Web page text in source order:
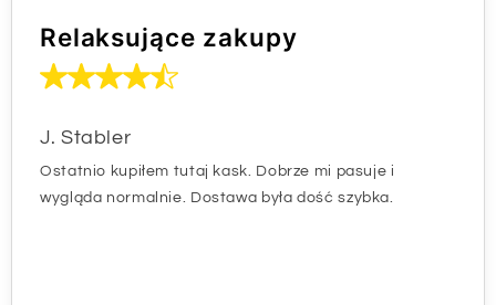
Relaksujące zakupy
J. Stabler
Ostatnio kupiłem tutaj kask. Dobrze mi pasuje i
wygląda normalnie. Dostawa była dość szybka.